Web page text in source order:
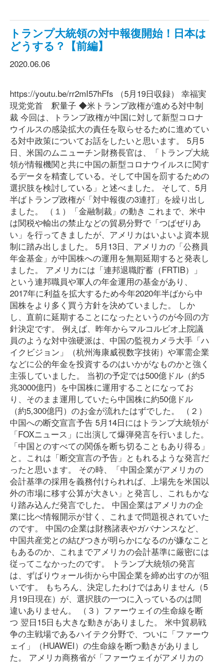
トランプ大統領の対中報復開始！日本は
どうする？【前編】
2020.06.06
https://youtu.be/rr2mI57hFfs （5月19日収録） 幸福実
現党党首 釈量子 ◆米トランプ政権が進める対中制
裁 今回は、トランプ政権が中国に対して新型コロナ
ウイルスの感染拡大の責任を取らせるために進めてい
る対中政策についてお話をしたいと思います。 5月5
日、米国のムニューチン財務長官は、「トランプ大統
領が情報機関と共に中国の新型コロナウイルスに関す
るデータを精査している。そして中国を罰するための
選択肢を検討している」と述べました。 そして、5月
半ばトランプ政権が「対中報復の3連打」を繰り出し
ました。 （１）「金融制裁」の動き これまで、米中
は関税や輸出の禁止などの貿易分野で「つばぜりあ
い」を行ってきましたが、アメリカはいよいよ資本規
制に踏み出しました。 5月13日、アメリカの「公務員
年金基金」が中国株への運用を無期延期すると発表し
ました。 アメリカには「連邦退職貯蓄（FRTIB）」
という連邦職員や軍人の年金運用の基金があり、
2017年に利益を拡大するため今年2020年半ばから中
国株をより多く買う方針を決めていました。 しか
し、直前に延期することになったというのが今回の方
針決定です。 例えば、昨年からマルコルビオ上院議
員のような対中強硬派は、中国の監視カメラ大手「ハ
イクビジョン」（杭州海康威視数字技術）や軍需企業
などに公的年金を投資するのはいかがなものかと強く
主張していました。 当初の予定では500億ドル（約5
兆3000億円）を中国株に運用することになってお
り、そのまま運用していたら中国株に約50億ドル
（約5,300億円）のお金が流れたはずでした。 （２）
中国への断交宣言予告 5月14日にはトランプ大統領が
「FOXニュース」に出演して爆弾発言を行いました。
「中国とのすべての関係を断ち切ることもあり得る」
と。これは「断交宣言の予告」ともれるような発言だ
ったと思います。 その時、「中国企業がアメリカの
会計基準の採用を義務付けられれば、上場先を米国以
外の市場に移す公算が大きい」と発言し、これもかな
り踏み込んだ発言でした。 中国企業はアメリカの企
業に比べ情報開示が甘く、これまで問題視されていた
のです。 中国の企業は財務諸表やガバナンスなど、
中国共産党との結びつきが明らかになるのが嫌なこと
もあるのか、これまでアメリカの会計基準に厳密には
従ってこなかったのです。 トランプ大統領の発言
は、ずばりウォール街から中国企業を締め出すのが狙
いです。 もちろん、決定したわけではありません（5
月19日現在）が、選択肢の一つに入っているのは間
違いありません。 （３）ファーウェイの生命線を断
つ 翌日15日も大きな動きがありました。 米中貿易戦
争の主戦場であるハイテク分野で、ついに「ファーウ
ェイ」（HUAWEI）の生命線を断つ動きがありまし
た。 アメリカ商務省が「ファーウェイがアメリカの